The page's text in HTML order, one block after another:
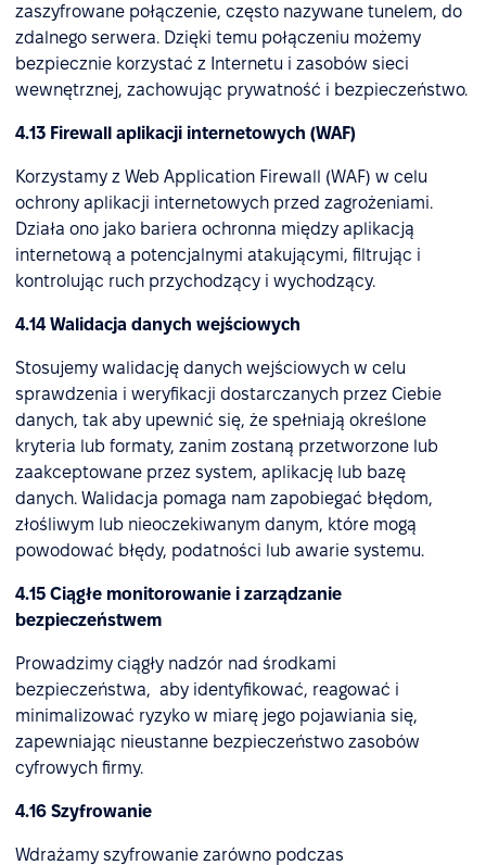
zaszyfrowane połączenie, często nazywane tunelem, do
zdalnego serwera. Dzięki temu połączeniu możemy
bezpiecznie korzystać z Internetu i zasobów sieci
wewnętrznej, zachowując prywatność i bezpieczeństwo.
4.13 Firewall aplikacji internetowych (WAF)
Korzystamy z Web Application Firewall (WAF) w celu
ochrony aplikacji internetowych przed zagrożeniami.
Działa ono jako bariera ochronna między aplikacją
internetową a potencjalnymi atakującymi, filtrując i
kontrolując ruch przychodzący i wychodzący.
4.14 Walidacja danych wejściowych
Stosujemy walidację danych wejściowych w celu
sprawdzenia i weryfikacji dostarczanych przez Ciebie
danych, tak aby upewnić się, że spełniają określone
kryteria lub formaty, zanim zostaną przetworzone lub
zaakceptowane przez system, aplikację lub bazę
danych. Walidacja pomaga nam zapobiegać błędom,
złośliwym lub nieoczekiwanym danym, które mogą
powodować błędy, podatności lub awarie systemu.
4.15 Ciągłe monitorowanie i zarządzanie
bezpieczeństwem
Prowadzimy ciągły nadzór nad środkami
bezpieczeństwa, aby identyfikować, reagować i
minimalizować ryzyko w miarę jego pojawiania się,
zapewniając nieustanne bezpieczeństwo zasobów
cyfrowych firmy.
4.16 Szyfrowanie
Wdrażamy szyfrowanie zarówno podczas